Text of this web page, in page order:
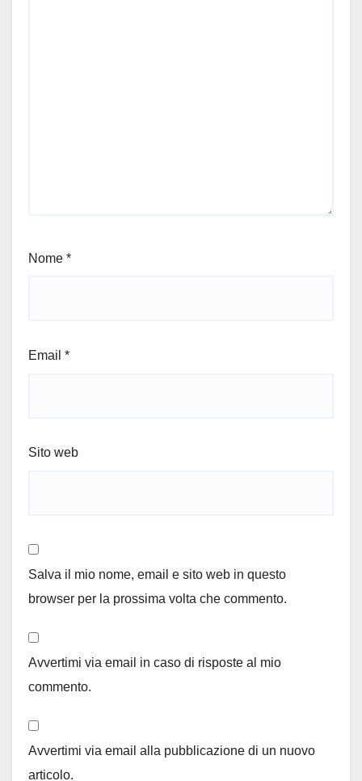
Nome *
Email *
Sito web
Salva il mio nome, email e sito web in questo
browser per la prossima volta che commento.
Avvertimi via email in caso di risposte al mio
commento.
Avvertimi via email alla pubblicazione di un nuovo
articolo.